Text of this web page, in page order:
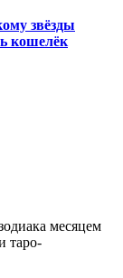
звёзды
кошелёк
месяцем
таро-